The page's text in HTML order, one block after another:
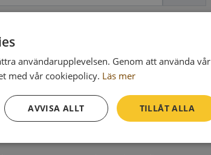
användarupplevelsen. Genom att använda vår
med vår cookiepolicy. Läs mer
TILLÅT ALLA
AVVISA ALLT
Funktioner Oklassificerade